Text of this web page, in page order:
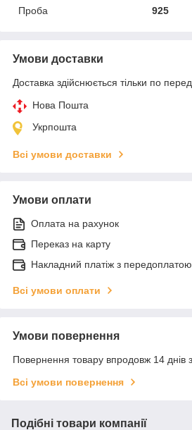
Проба
925
Умови доставки
Доставка здійснюється тільки по
Нова Пошта
Укрпошта
Всі умови доставки
Умови оплати
Оплата на рахунок
Переказ на карту
Накладний платіж з
Всі умови оплати
Умови повернення
Повернення товару впродовж 14 днів
Всі умови повернення
Подібні товари компанії